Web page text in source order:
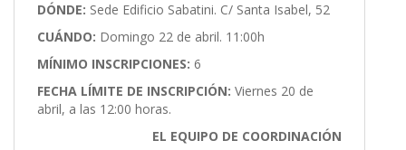
DÓNDE: Sede Edificio Sabatini. C/ Santa Isabel, 52
CUÁNDO: Domingo 22 de abril. 11:00h
MÍNIMO INSCRIPCIONES: 6
FECHA LÍMITE DE INSCRIPCIÓN: Viernes 20 de
abril, a las 12:00 horas.
EL EQUIPO DE COORDINACIÓN